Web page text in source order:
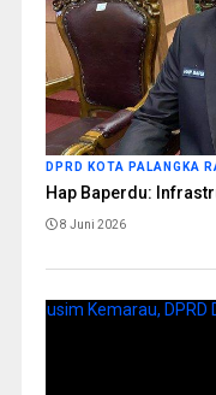
DPRD KOTA PALANGKA
Hap Baperdu:
8 Juni 2026